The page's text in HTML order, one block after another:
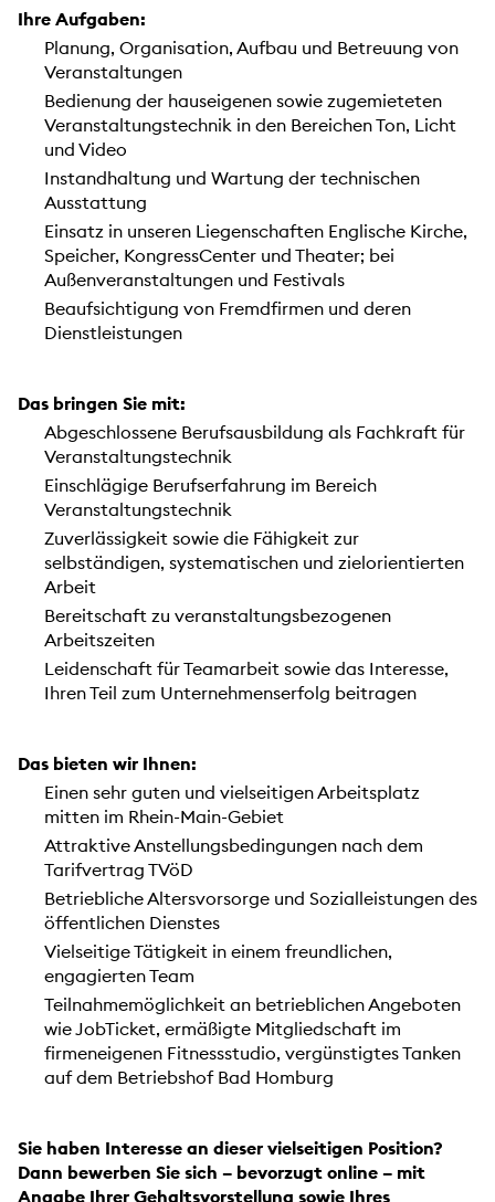
Ihre Aufgaben:
Planung, Organisation, Aufbau und Betreuung von
Veranstaltungen
Bedienung der hauseigenen sowie zugemieteten
Veranstaltungstechnik in den Bereichen Ton, Licht
und Video
Instandhaltung und Wartung der technischen
Ausstattung
Einsatz in unseren Liegenschaften Englische Kirche,
Speicher, KongressCenter und Theater; bei
Außenveranstaltungen und Festivals
Beaufsichtigung von Fremdfirmen und deren
Dienstleistungen
Das bringen Sie mit:
Abgeschlossene Berufsausbildung als Fachkraft für
Veranstaltungstechnik
Einschlägige Berufserfahrung im Bereich
Veranstaltungstechnik
Zuverlässigkeit sowie die Fähigkeit zur
selbständigen, systematischen und zielorientierten
Arbeit
Bereitschaft zu veranstaltungsbezogenen
Arbeitszeiten
Leidenschaft für Teamarbeit sowie das Interesse,
Ihren Teil zum Unternehmenserfolg beitragen
Das bieten wir Ihnen:
Einen sehr guten und vielseitigen Arbeitsplatz
mitten im Rhein-Main-Gebiet
Attraktive Anstellungsbedingungen nach dem
Tarifvertrag TVöD
Betriebliche Altersvorsorge und Sozialleistungen des
öffentlichen Dienstes
Vielseitige Tätigkeit in einem freundlichen,
engagierten Team
Teilnahmemöglichkeit an betrieblichen Angeboten
wie JobTicket, ermäßigte Mitgliedschaft im
firmeneigenen Fitnessstudio, vergünstigtes Tanken
auf dem Betriebshof Bad Homburg
Sie haben Interesse an dieser vielseitigen Position?
Dann bewerben Sie sich – bevorzugt online – mit
Angabe Ihrer Gehaltsvorstellung sowie Ihres